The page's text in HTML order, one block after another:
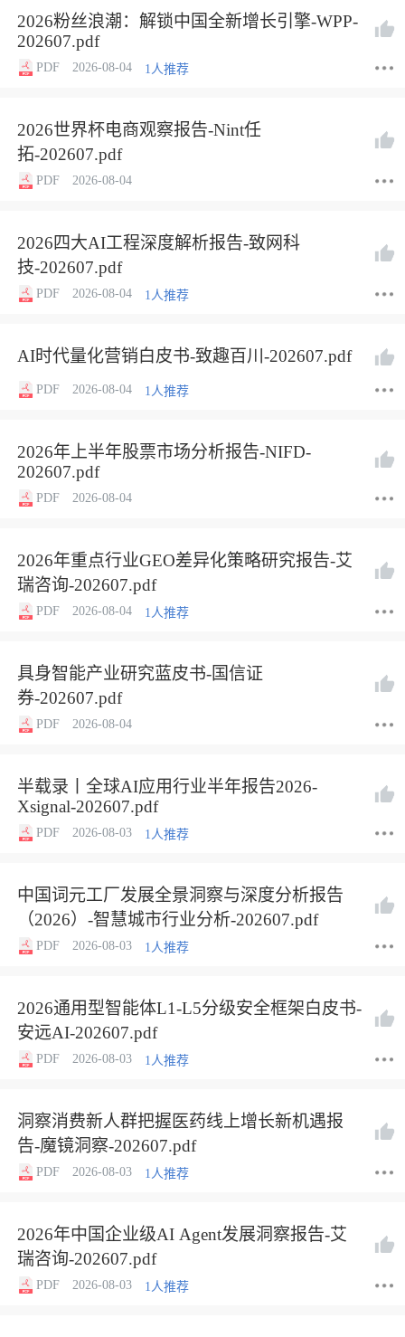
2026粉丝浪潮：解锁中国全新增长引擎-WPP-
202607.pdf
PDF 2026-08-04 1人推荐
2026世界杯电商观察报告-Nint任
拓-202607.pdf
PDF 2026-08-04
2026四大AI工程深度解析报告-致网科
技-202607.pdf
PDF 2026-08-04 1人推荐
AI时代量化营销白皮书-致趣百川-202607.pdf
PDF 2026-08-04 1人推荐
2026年上半年股票市场分析报告-NIFD-
202607.pdf
PDF 2026-08-04
2026年重点行业GEO差异化策略研究报告-艾
瑞咨询-202607.pdf
PDF 2026-08-04 1人推荐
具身智能产业研究蓝皮书-国信证
券-202607.pdf
PDF 2026-08-04
半载录丨全球AI应用行业半年报告2026-
Xsignal-202607.pdf
PDF 2026-08-03 1人推荐
中国词元工厂发展全景洞察与深度分析报告
（2026）-智慧城市行业分析-202607.pdf
PDF 2026-08-03 1人推荐
2026通用型智能体L1-L5分级安全框架白皮书-
安远AI-202607.pdf
PDF 2026-08-03 1人推荐
洞察消费新人群把握医药线上增长新机遇报
告-魔镜洞察-202607.pdf
PDF 2026-08-03 1人推荐
2026年中国企业级AI Agent发展洞察报告-艾
瑞咨询-202607.pdf
PDF 2026-08-03 1人推荐